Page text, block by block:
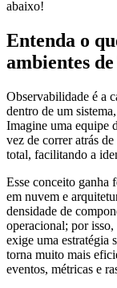
abaixo!
Entenda o
ambientes
Observabilidade é a
dentro de um
Imagine uma equipe
vez de correr atrás
total, facilitando a
Esse conceito ganha
em nuvem e
densidade de
operacional; por isso,
exige uma estratégia
torna muito mais
eventos, métricas e